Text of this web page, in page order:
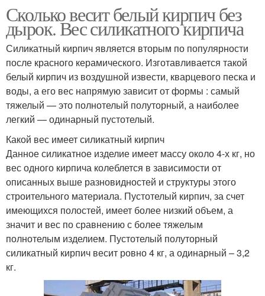
Сколько весит белый кирпич без
дырок. Вес силикатного кирпича
Силикатный кирпич является вторым по популярности
после красного керамического. Изготавливается такой
белый кирпич из воздушной извести, кварцевого песка и
воды, а его вес напрямую зависит от формы : самый
тяжелый — это полнотелый полуторный, а наиболее
легкий — одинарный пустотелый.
Какой вес имеет силикатный кирпич
Данное силикатное изделие имеет массу около 4-х кг, но
вес одного кирпича колеблется в зависимости от
описанных выше разновидностей и структуры этого
строительного материала. Пустотелый кирпич, за счет
имеющихся полостей, имеет более низкий объем, а
значит и вес по сравнению с более тяжелым
полнотелым изделием. Пустотелый полуторный
силикатный кирпич весит ровно 4 кг, а одинарный – 3,2
кг.